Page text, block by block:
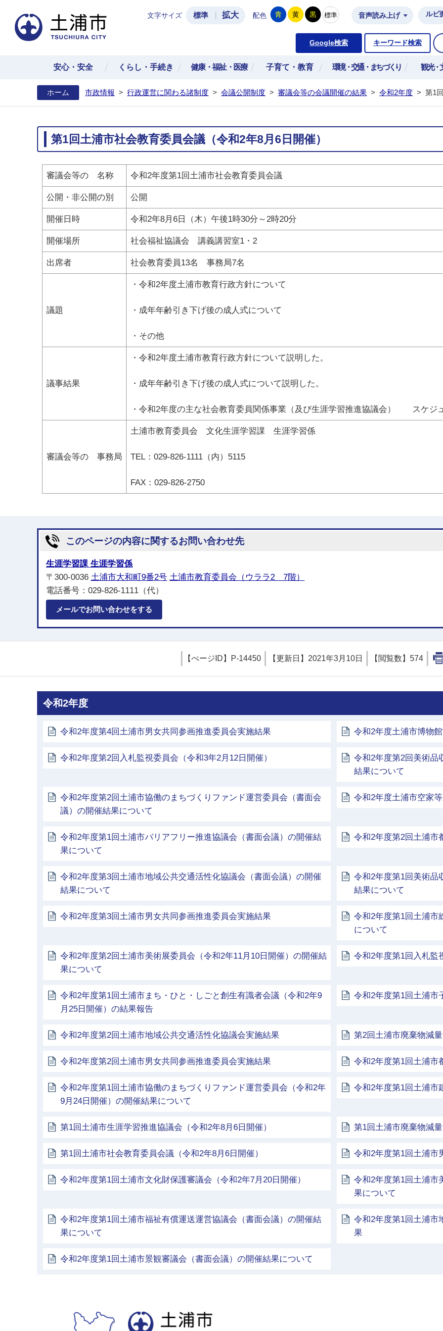
土浦市公式ホームページ
文字サイズ 標準 拡大 配色 青 黄 黒 標準 音声読み上げ ルビ
Google検索 キーワード検索
安心・安全 くらし・手続き 健康・福祉・医療 子育て・教育 環境・交通・まちづくり 観光・
ホーム 市政情報 > 行政運営に関わる諸制度 > 会議公開制度 > 審議会等の会議開催の結果 > 令和2年度 > 第1
第1回土浦市社会教育委員会議（令和2年8月6日開催）
審議会等の 名称 令和2年度第1回土浦市社会教育委員会議
公開・非公開の別 公開
開催日時 令和2年8月6日（木）午後1時30分～2時20分
開催場所 社会福祉協議会 講義講習室1・2
出席者 社会教育委員13名 事務局7名
議題
・令和2年度土浦市教育行政方針について
・成年年齢引き下げ後の成人式について
・その他
議事結果
・令和2年度土浦市教育行政方針について説明した。
・成年年齢引き下げ後の成人式について説明した。
・令和2年度の主な社会教育委員関係事業（及び生涯学習推進協議会） スケジ
審議会等の 事務局
土浦市教育委員会 文化生涯学習課 生涯学習係
TEL：029-826-1111（内）5115
FAX：029-826-2750
このページの内容に関するお問い合わせ先
生涯学習課 生涯学習係
〒300-0036 土浦市大和町9番2号 土浦市教育委員会（ウララ2 7階）
電話番号：029-826-1111（代）
メールでお問い合わせをする
【ぺージID】 P-14450 【更新日】 2021年3月10日 【閲覧数】 574
令和2年度
令和2年度第4回土浦市男女共同参画推進委員会実施結果 令和2年度土浦市博物
令和2年度第2回入札監視委員会（令和3年2月12日開催）
令和2年度第2回美術品
結果について
令和2年度第2回土浦市協働のまちづくりファンド運営委員会（書面会
議）の開催結果について
令和2年度土浦市空家
令和2年度第1回土浦市バリアフリー推進協議会（書面会議）の開催結
果について
令和2年度第2回土浦市
令和2年度第3回土浦市地域公共交通活性化協議会（書面会議）の開催
結果について
令和2年度第1回美術品
結果について
令和2年度第3回土浦市男女共同参画推進委員会実施結果
令和2年度第1回土浦市
について
令和2年度第2回土浦市美術展委員会（令和2年11月10日開催）の開催結
果について
令和2年度第1回入札監
令和2年度第1回土浦市まち・ひと・しごと創生有識者会議（令和2年9
月25日開催）の結果報告
令和2年度第1回土浦市
令和2年度第2回土浦市地域公共交通活性化協議会実施結果 第2回土浦市廃棄物減
令和2年度第2回土浦市男女共同参画推進委員会実施結果 令和2年度第1回土浦市
令和2年度第1回土浦市協働のまちづくりファンド運営委員会（令和2年
9月24日開催）の開催結果について
令和2年度第1回土浦市
第1回土浦市生涯学習推進協議会（令和2年8月6日開催） 第1回土浦市廃棄物減
第1回土浦市社会教育委員会議（令和2年8月6日開催） 令和2年度第1回土浦市
令和2年度第1回土浦市文化財保護審議会（令和2年7月20日開催）
令和2年度第1回土浦市
果について
令和2年度第1回土浦市福祉有償運送運営協議会（書面会議）の開催結
果について
令和2年度第1回土浦市
果
令和2年度第1回土浦市景観審議会（書面会議）の開催結果について